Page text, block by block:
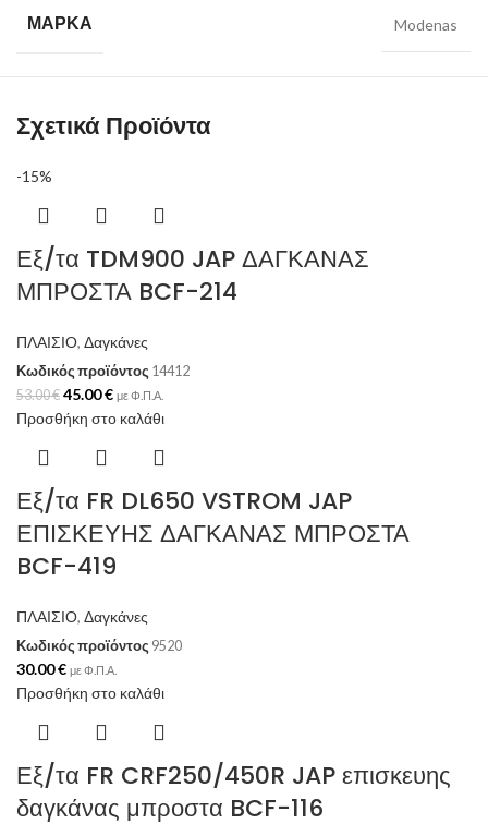
ΜΆΡΚΑ Modenas
Σχετικά Προϊόντα
-15%
Εξ/τα TDM900 JAP ΔΑΓΚΑΝΑΣ
ΜΠΡΟΣΤΑ BCF-214
ΠΛΑΙΣΙΟ, Δαγκάνες
Κωδικός προϊόντος 14412
53.00€ 45.00€ με Φ.Π.Α.
Προσθήκη στο καλάθι
Εξ/τα FR DL650 VSTROM JAP
ΕΠΙΣΚΕΥΗΣ ΔΑΓΚΑΝΑΣ ΜΠΡΟΣΤΑ
BCF-419
ΠΛΑΙΣΙΟ, Δαγκάνες
Κωδικός προϊόντος 9520
30.00€ με Φ.Π.Α.
Προσθήκη στο καλάθι
Εξ/τα FR CRF250/450R JAP επισκευης
δαγκάνας μπροστα BCF-116